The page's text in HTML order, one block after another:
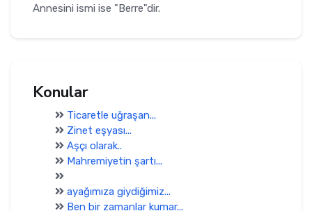
Annesini ismi ise "Berre"dir.
Konular
Ticaretle uğraşan...
Zinet eşyası...
Aşçı olarak..
Mahremiyetin şartı...
ayağımıza giydiğimiz...
Ben bir zamanlar kumar...